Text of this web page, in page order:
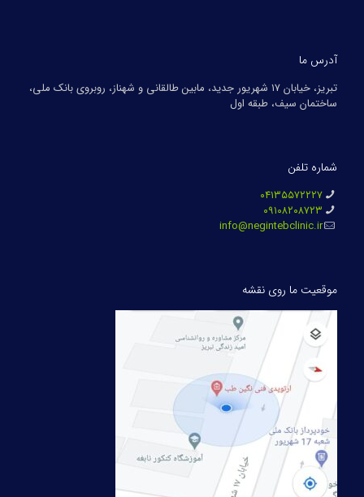
آدرس ما
تبریز، خیابان ۱۷ شهریور جدید، مابین طالقانی و شهناز، روبروی بانک ملی،
ساختمان سیف، طبقه اول
شماره تلفن
۰۴۱۳۵۵۷۲۲۲۷
۰۹۱۰۸۲۰۸۷۲۳
info@negintebclinic.ir
موقعیت ما روی نقشه